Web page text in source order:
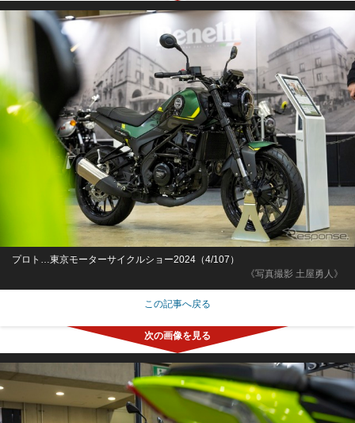
《写真撮影 土屋勇人》
プロト…東京モーターサイクルショー2024（4/107）
この記事へ戻る